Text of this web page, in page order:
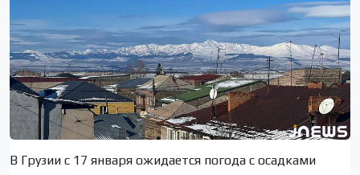
В Грузии с 17 января ожидается погода с осадками